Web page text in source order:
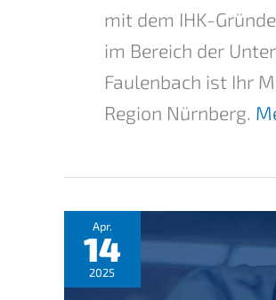
mit dem IHK-
im Bereich der
Faulenbach ist Ihr
Region Nürnberg.
Apr.
14
2025